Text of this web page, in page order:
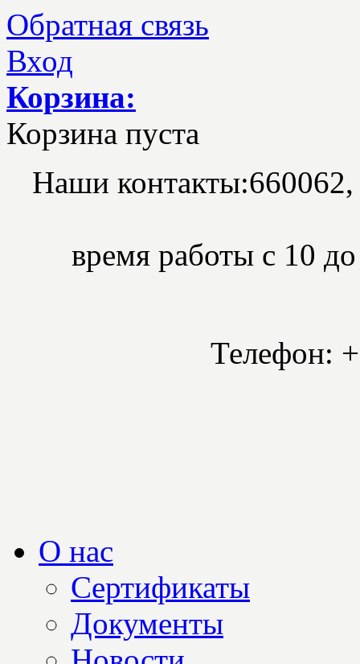
Обратная связь
Вход
Корзина:
Корзина пуста
Наши контакты:
время работы с 10
Телефон:
О нас
Сертификаты
Документы